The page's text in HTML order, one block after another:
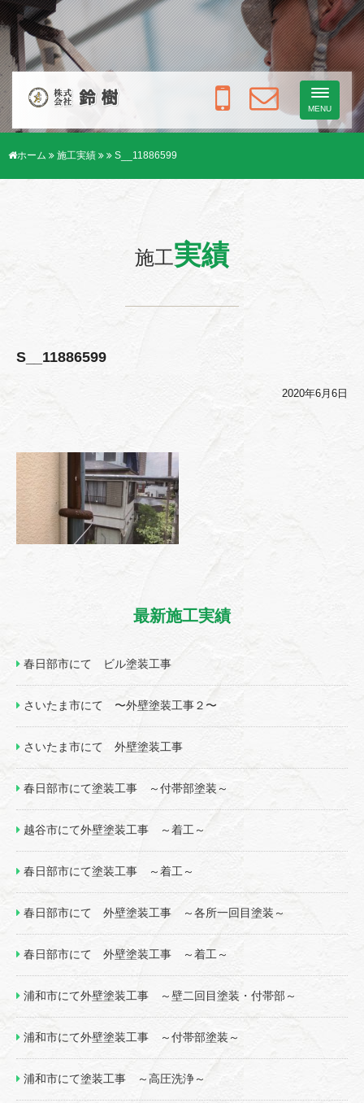
Toggle
MENU
ホーム 施工実績 S__11886599
施工実績
S__11886599
2020年6月6日
最新施工実績
春日部市にて ビル塗装工事
さいたま市にて 〜外壁塗装工事２〜
さいたま市にて 外壁塗装工事
春日部市にて塗装工事 ～付帯部塗装～
越谷市にて外壁塗装工事 ～着工～
春日部市にて塗装工事 ～着工～
春日部市にて 外壁塗装工事 ～各所一回目塗装～
春日部市にて 外壁塗装工事 ～着工～
浦和市にて外壁塗装工事 ～壁二回目塗装・付帯部～
浦和市にて外壁塗装工事 ～付帯部塗装～
浦和市にて塗装工事 ～高圧洗浄～